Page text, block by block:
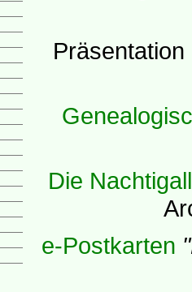
Die Nachtigall
e-Postkarten